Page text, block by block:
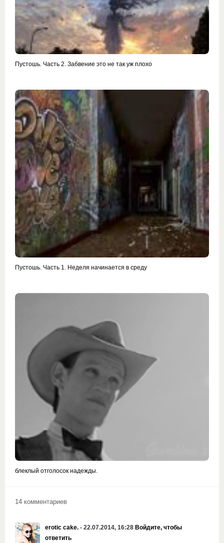
Пустошь. Часть 2. Забвение это не так уж плохо
Пустошь. Часть 1. Неделя начинается в среду
блеклый отголосок надежды.
14 комментариев
erotic cake. - 22.07.2014, 16:28 Войдите, чтобы
ответить